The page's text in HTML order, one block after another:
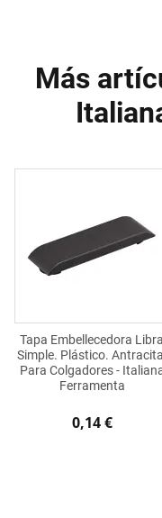
Más
Tapa Embellecedora Libra
Simple. Plástico.
Para Colgadores -
Ferramenta
0,14 €